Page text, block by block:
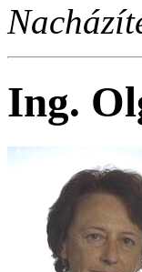
Ing.